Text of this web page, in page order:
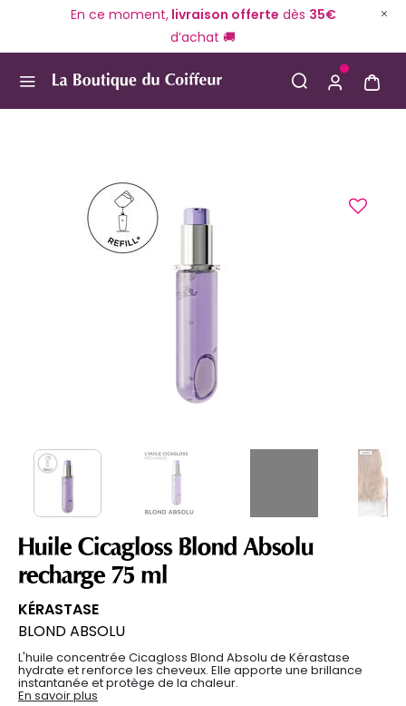
En ce moment,livraison offerte dès 35€
d’achat 🚚
Huile Cicagloss Blond Absolu
recharge 75 ml
KÉRASTASE
BLOND ABSOLU
L'huile concentrée Cicagloss Blond Absolu de Kérastase
hydrate et renforce les cheveux. Elle apporte une brillance
instantanée et protège de la chaleur.
En savoir plus